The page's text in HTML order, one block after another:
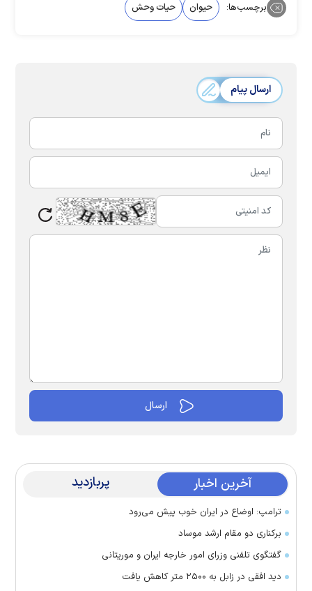
برچسب‌ها: حیوان حیات وحش
ارسال پیام
آخرین اخبار پربازدید
ترامپ: اوضاع در ایران خوب پیش می‌رود
برکناری دو مقام ارشد موساد
گفتگوی تلفنی وزرای امور خارجه ایران و موریتانی
دید افقی در زابل به ۲۵۰۰ متر کاهش یافت